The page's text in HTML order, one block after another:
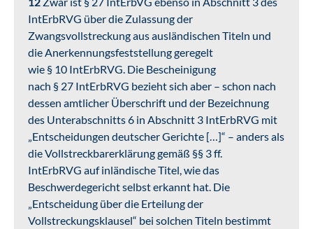
IntErbRVG über die Zulassung der
Zwangsvollstreckung aus ausländischen Titeln und
die Anerkennungsfeststellung geregelt
wie § 10 IntErbRVG. Die Bescheinigung
nach § 27 IntErbRVG bezieht sich aber – schon nach
dessen amtlicher Überschrift und der Bezeichnung
des Unterabschnitts 6 in Abschnitt 3 IntErbRVG mit
„Entscheidungen deutscher Gerichte […]“ – anders als
die Vollstreckbarerklärung gemäß §§ 3 ff.
IntErbRVG auf inländische Titel, wie das
Beschwerdegericht selbst erkannt hat. Die
„Entscheidung über die Erteilung der
Vollstreckungsklausel“ bei solchen Titeln bestimmt